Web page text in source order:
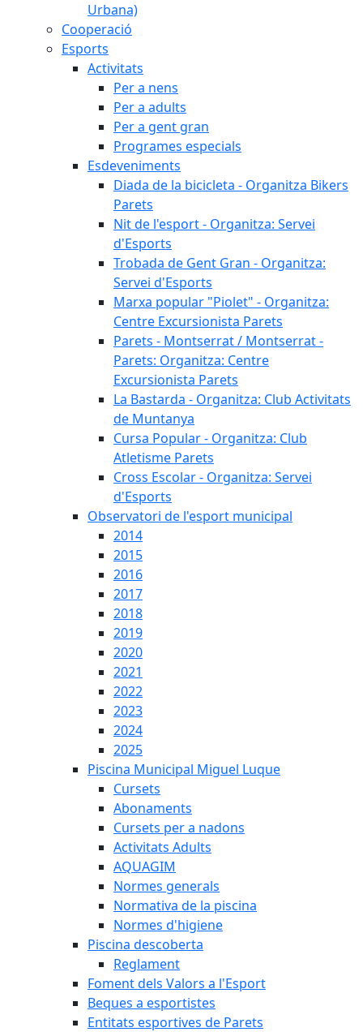
Urbana)
Cooperació
Esports
Activitats
Per a nens
Per a adults
Per a gent gran
Programes especials
Esdeveniments
Diada de la bicicleta - Organitza Bikers
Parets
Nit de l'esport - Organitza: Servei
d'Esports
Trobada de Gent Gran - Organitza:
Servei d'Esports
Marxa popular "Piolet" - Organitza:
Centre Excursionista Parets
Parets - Montserrat / Montserrat -
Parets: Organitza: Centre
Excursionista Parets
La Bastarda - Organitza: Club Activitats
de Muntanya
Cursa Popular - Organitza: Club
Atletisme Parets
Cross Escolar - Organitza: Servei
d'Esports
Observatori de l'esport municipal
2014
2015
2016
2017
2018
2019
2020
2021
2022
2023
2024
2025
Piscina Municipal Miguel Luque
Cursets
Abonaments
Cursets per a nadons
Activitats Adults
AQUAGIM
Normes generals
Normativa de la piscina
Normes d'higiene
Piscina descoberta
Reglament
Foment dels Valors a l'Esport
Beques a esportistes
Entitats esportives de Parets